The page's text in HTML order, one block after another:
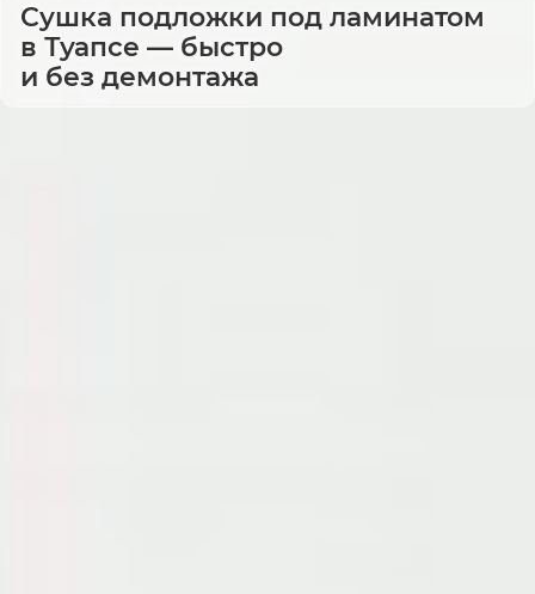
Сушка подложки под ламинатом
в Туапсе — быстро
и без демонтажа